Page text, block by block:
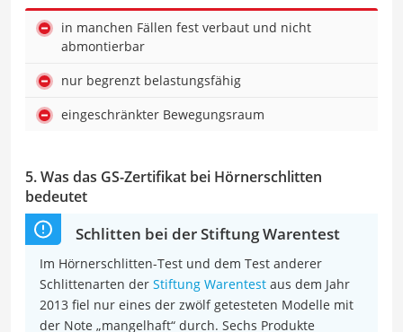
in manchen Fällen fest verbaut und nicht
abmontierbar
nur begrenzt belastungsfähig
eingeschränkter Bewegungsraum
5. Was das GS-Zertifikat bei Hörnerschlitten
bedeutet
Schlitten bei der Stiftung Warentest
Im Hörnerschlitten-Test und dem Test anderer
Schlittenarten der Stiftung Warentest aus dem Jahr
2013 fiel nur eines der zwölf getesteten Modelle mit
der Note „mangelhaft“ durch. Sechs Produkte